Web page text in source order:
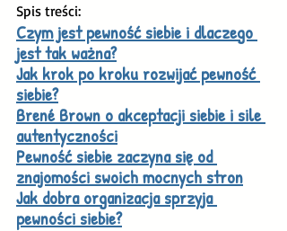
Spis treści:
Czym jest pewność siebie i dlaczego
jest tak ważna?
Jak krok po kroku rozwijać pewność
siebie?
Brené Brown o akceptacji siebie i sile
autentyczności
Pewność siebie zaczyna się od
znajomości swoich mocnych stron
Jak dobra organizacja sprzyja
pewności siebie?